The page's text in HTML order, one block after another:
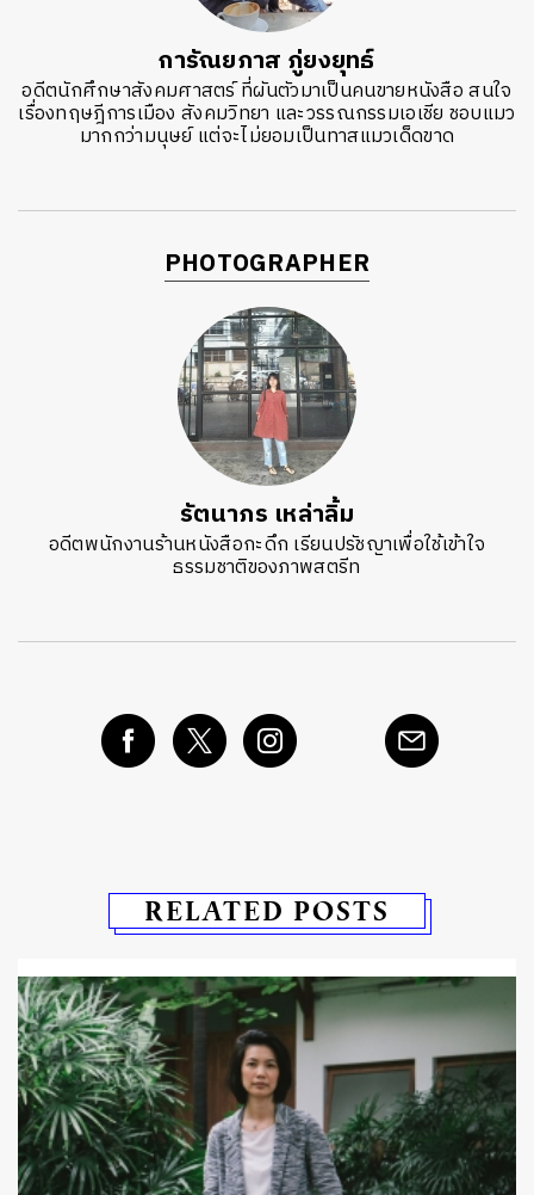
การัณยภาส ภู่ยงยุทธ์
อดีตนักศึกษาสังคมศาสตร์ ที่ผันตัวมาเป็นคนขายหนังสือ สนใจ
เรื่องทฤษฎีการเมือง สังคมวิทยา และวรรณกรรมเอเชีย ชอบแมว
มากกว่ามนุษย์ แต่จะไม่ยอมเป็นทาสแมวเด็ดขาด
PHOTOGRAPHER
รัตนาภร เหล่าลิ้ม
อดีตพนักงานร้านหนังสือกะดึก เรียนปรัชญาเพื่อใช้เข้าใจ
ธรรมชาติของภาพสตรีท
RELATED POSTS